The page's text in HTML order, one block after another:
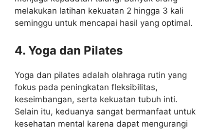
melakukan latihan kekuatan 2 hingga 3 kali
seminggu untuk mencapai hasil yang optimal.
4. Yoga dan Pilates
Yoga dan pilates adalah olahraga rutin yang
fokus pada peningkatan fleksibilitas,
keseimbangan, serta kekuatan tubuh inti.
Selain itu, keduanya sangat bermanfaat untuk
kesehatan mental karena dapat mengurangi